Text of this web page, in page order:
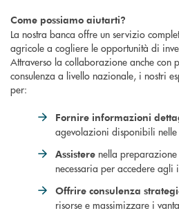
Come possiamo aiutarti?
La nostra banca offre un servizio
agricole a cogliere le opportunità di
Attraverso la collaborazione anche con
consulenza a livello nazionale, i nostri
per:
Fornire informazioni
agevolazioni disponibili nelle
Assistere nella
necessaria per accedere agli
Offrire consulenza
risorse e massimizzare i